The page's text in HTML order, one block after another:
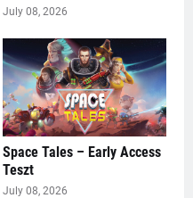
July 08, 2026
Space Tales – Early Access
Teszt
July 08, 2026